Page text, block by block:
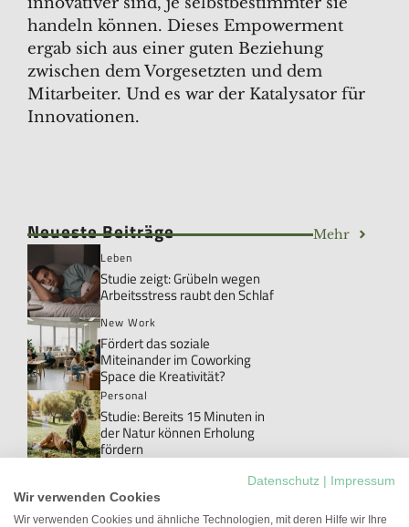
handeln können. Dieses Empowerment
ergab sich aus einer guten Beziehung
zwischen dem Vorgesetzten und dem
Mitarbeiter. Und es war der Katalysator für
Innovationen.
Neueste Beiträge Mehr
Leben
Studie zeigt: Grübeln wegen
Arbeitsstress raubt den Schlaf
New Work
Fördert das soziale
Miteinander im Coworking
Space die Kreativität?
Personal
Studie: Bereits 15 Minuten in
der Natur können Erholung
fördern
Danke!: Das Wort, das im Job
meistens ungesagt bleibt
Datenschutz
Impressum
Wir verwenden Cookies
Wir verwenden Cookies und ähnliche Technologien, mit deren Hilfe wir Ihre